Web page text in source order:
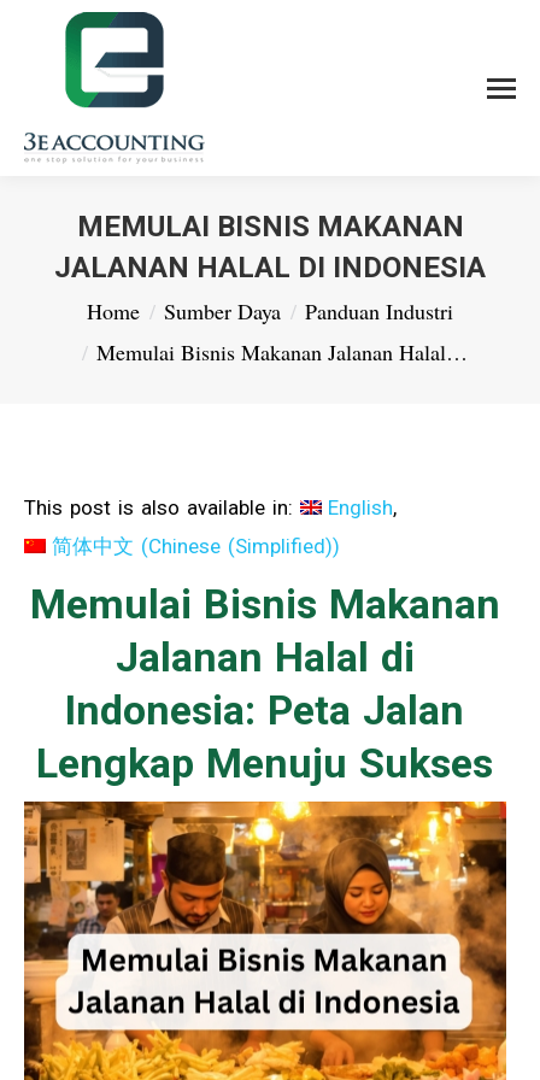
MEMULAI BISNIS MAKANAN
JALANAN HALAL DI INDONESIA
You are here:
Home Sumber Daya
Panduan Industri
Memulai Bisnis Makanan Jalanan Halal…
This post is also available in:
English
简体中文 (Chinese (Simplified))
Memulai Bisnis Makanan
Jalanan Halal di
Indonesia: Peta Jalan
Lengkap Menuju Sukses